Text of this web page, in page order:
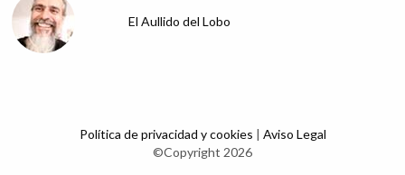
El Aullido del Lobo
Política de privacidad y cookies | Aviso Legal
©Copyright 2026